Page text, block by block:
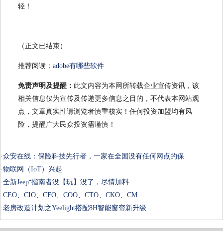
轻！
（正文已结束）
推荐阅读： adobe有哪些软件
免责声明及提醒： 此文内容为本网所转载企业宣传资讯，该
相关信息仅为宣传及传递更多信息之目的，不代表本网站观
点，文章真实性请浏览者慎重核实！任何投资加盟均有风
险，提醒广大民众投资需谨慎！
·众安在线：保险科技先行者，一家在全国没有任何网点的保
·物联网（IoT）兴起
·全新Jeep⁺指南者没【玩】没了，尽情加料
·CEO、CIO、CFO、COO、CTO、CKO、CM
·老房改造计划之Yeelight搭配8H智能窗帘新升级